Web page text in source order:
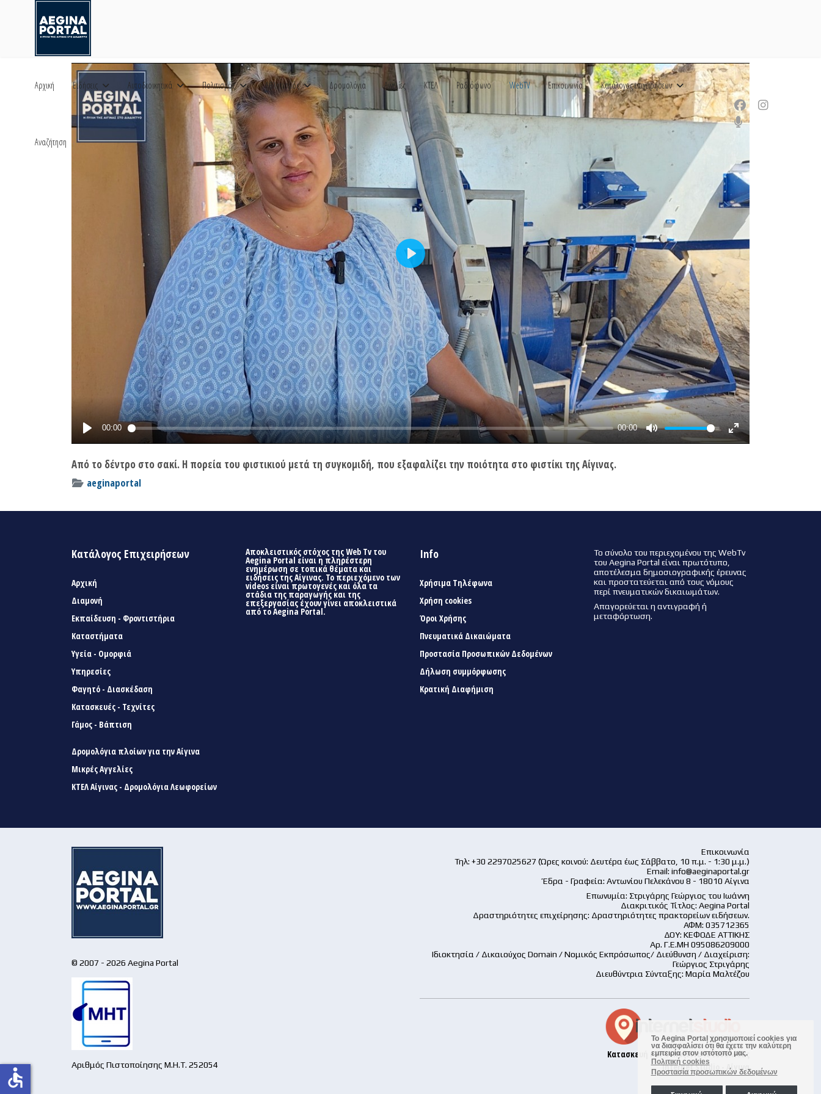
Το Aegina Portal χρησιμοποιεί cookies για
να διασφαλίσει ότι θα έχετε την καλύτερη
εμπειρία στον ιστότοπό μας.
Πολιτική cookies
Προστασία προσωπικών δεδομένων
Αρχική Ειδήσεις Αυτοδιοικητικά Πολιτισμός Αθλητισμός Δρομολόγια Αγγελίες ΚΤΕΛ Ραδιόφωνο WebTV Επικοινωνία Κατάλογος επιχειρήσεων
Αναζήτηση
Από το δέντρο στο σακί. Η πορεία του φιστικιού μετά τη συγκομιδή, που εξαφαλίζει την ποιότητα στο φιστίκι της Αίγινας.
aeginaportal
Κατάλογος Επιχειρήσεων
Αρχική
Διαμονή
Εκπαίδευση - Φροντιστήρια
Καταστήματα
Υγεία - Ομορφιά
Υπηρεσίες
Φαγητό - Διασκέδαση
Κατασκευές - Τεχνίτες
Γάμος - Βάπτιση
Δρομολόγια πλοίων για την Αίγινα
Μικρές Αγγελίες
ΚΤΕΛ Αίγινας - Δρομολόγια Λεωφορείων
Αποκλειστικός στόχος της Web Tv του
Aegina Portal είναι η πληρέστερη
ενημέρωση σε τοπικά θέματα και
ειδήσεις της Αίγινας. Το περιεχόμενο των
videos είναι πρωτογενές και όλα τα
στάδια της παραγωγής και της
επεξεργασίας έχουν γίνει αποκλειστικά
από το Aegina Portal.
Info
Χρήσιμα Τηλέφωνα
Χρήση cookies
Όροι Χρήσης
Πνευματικά Δικαιώματα
Προστασία Προσωπικών Δεδομένων
Δήλωση συμμόρφωσης
Κρατική Διαφήμιση
Το σύνολο του περιεχομένου της WebTv
του Aegina Portal είναι πρωτότυπο,
αποτέλεσμα δημοσιογραφικής έρευνας
και προστατεύεται από τους νόμους
περί πνευματικών δικαιωμάτων.
Απαγορεύεται η αντιγραφή ή
μεταφόρτωση.
© 2007 - 2026 Aegina Portal
Αριθμός Πιστοποίησης Μ.Η.Τ. 252054
Επικοινωνία
Τηλ: +30 2297025627 (Ώρες κοινού: Δευτέρα έως Σάββατο, 10 π.μ. - 1:30 μ.μ.)
Email: info@aeginaportal.gr
Έδρα - Γραφεία: Αντωνίου Πελεκάνου 8 - 18010 Αίγινα
Επωνυμία: Στριγάρης Γεώργιος του Ιωάννη
Διακριτικός Τίτλος: Aegina Portal
Δραστηριότητες επιχείρησης: Δραστηριότητες πρακτορείων ειδήσεων.
ΑΦΜ: 035712365
ΔΟΥ: ΚΕΦΟΔΕ ΑΤΤΙΚΗΣ
Αρ. Γ.Ε.ΜΗ 095086209000
Ιδιοκτησία / Δικαιούχος Domain / Νομικός Εκπρόσωπος/ Διεύθυνση / Διαχείριση:
Γεώργιος Στριγάρης
Διευθύντρια Σύνταξης: Μαρία Μαλτέζου
Κατασκευή και Φιλοξενία Ιστοσελίδας
Internet Studio - Αίγινα
accessible